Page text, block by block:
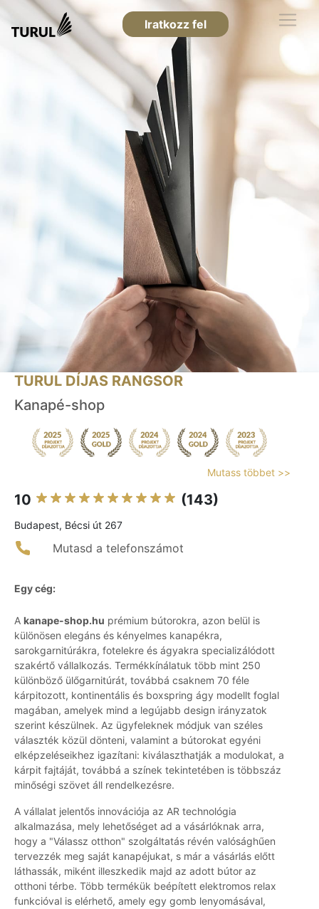
Iratkozz fel
TURUL DÍJAS RANGSOR
Kanapé-shop
Mutass többet >>
10 (143)
Budapest, Bécsi út 267
Mutasd a telefonszámot
Egy cég:
A kanape-shop.hu prémium bútorokra, azon belül is
különösen elegáns és kényelmes kanapékra,
sarokgarnitúrákra, fotelekre és ágyakra specializálódott
szakértő vállalkozás. Termékkínálatuk több mint 250
különböző ülőgarnitúrát, továbbá csaknem 70 féle
kárpitozott, kontinentális és boxspring ágy modellt foglal
magában, amelyek mind a legújabb design irányzatok
szerint készülnek. Az ügyfeleknek módjuk van széles
választék közül dönteni, valamint a bútorokat egyéni
elképzeléseikhez igazítani: kiválaszthatják a modulokat, a
kárpit fajtáját, továbbá a színek tekintetében is többszáz
minőségi szövet áll rendelkezésre.
A vállalat jelentős innovációja az AR technológia
alkalmazása, mely lehetőséget ad a vásárlóknak arra,
hogy a "Válassz otthon" szolgáltatás révén valósághűen
tervezzék meg saját kanapéjukat, s már a vásárlás előtt
láthassák, miként illeszkedik majd az adott bútor az
otthoni térbe. Több termékük beépített elektromos relax
funkcióval is elérhető, amely egy gomb lenyomásával,